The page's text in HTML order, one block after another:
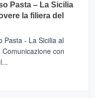
Pasta – La Sicilia
la filiera del
Pasta - La Sicilia al
Comunicazione con